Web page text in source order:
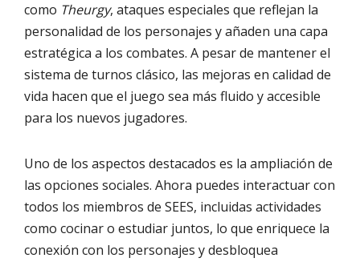
como Theurgy, ataques especiales que reflejan la
personalidad de los personajes y añaden una capa
estratégica a los combates. A pesar de mantener el
sistema de turnos clásico, las mejoras en calidad de
vida hacen que el juego sea más fluido y accesible
para los nuevos jugadores.
Uno de los aspectos destacados es la ampliación de
las opciones sociales. Ahora puedes interactuar con
todos los miembros de SEES, incluidas actividades
como cocinar o estudiar juntos, lo que enriquece la
conexión con los personajes y desbloquea